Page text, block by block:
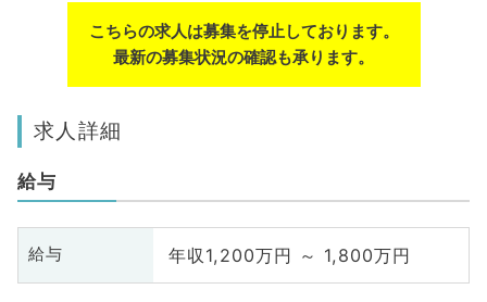
こちらの求人は募集を停止しております。
最新の募集状況の確認も承ります。
求人詳細
給与
給与 年収1,200万円 ～ 1,800万円